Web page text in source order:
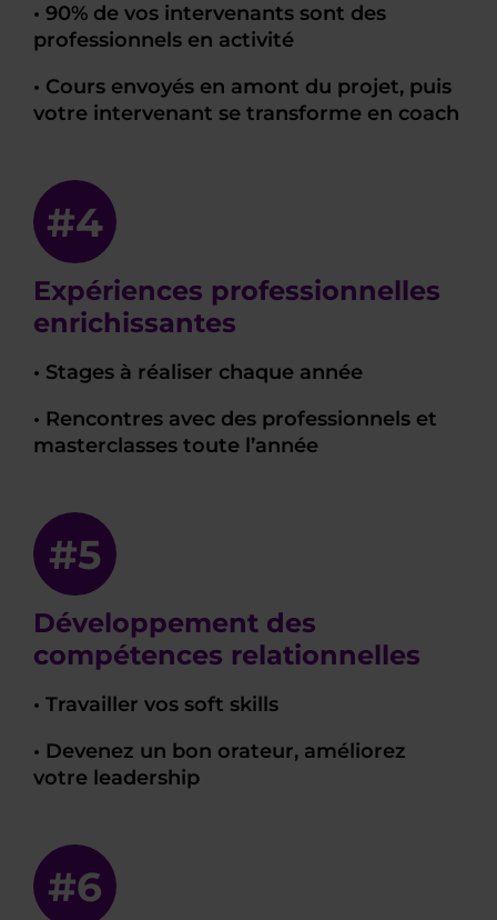
• 90% de vos intervenants sont des
professionnels en activité
• Cours envoyés en amont du projet, puis
votre intervenant se transforme en coach
#4
Expériences professionnelles
enrichissantes
• Stages à réaliser chaque année
• Rencontres avec des professionnels et
masterclasses toute l’année
#5
Développement des
compétences relationnelles
• Travailler vos soft skills
• Devenez un bon orateur, améliorez
votre leadership
#6